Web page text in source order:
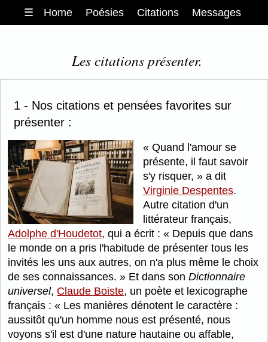
☰ Home Poésies Citations Messages
Les citations présenter.
1 - Nos citations et pensées favorites sur
présenter :
Quand l'amour se
présente, il faut savoir
s'y risquer,
a dit
Virginie Despentes.
Autre citation d'un
littérateur français,
Adolphe d'Houdetot, qui a écrit :
Depuis que dans
le monde on a pris l'habitude de présenter tous les
invités les uns aux autres, on n'a plus même le choix
de ses connaissances.
Et dans son Dictionnaire
universel, Claude Boiste, un poète et lexicographe
français :
Les manières dénotent le caractère :
aussitôt qu'un homme nous est présenté, nous
voyons s'il est d'une nature hautaine ou affable,